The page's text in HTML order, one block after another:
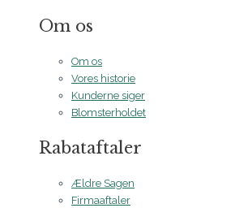
Om os
Om os
Vores historie
Kunderne siger
Blomsterholdet
Rabataftaler
Ældre Sagen
Firmaaftaler